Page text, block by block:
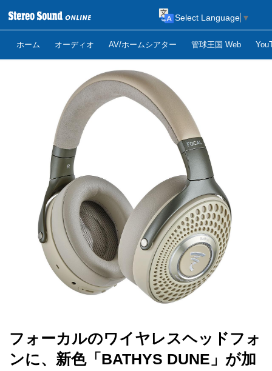
ホーム オーディオ AV/ホームシアター 管球王国 Web
Select Language ▼
フォーカルのワイヤレスヘッドフォ
ンに、新色「BATHYS DUNE」が加